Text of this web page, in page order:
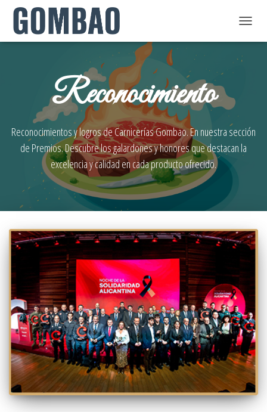
Reconocimiento
Reconocimientos y logros de Carnicerías Gombao. En nuestra sección
de Premios. Descubre los galardones y honores que destacan la
excelencia y calidad en cada producto ofrecido.